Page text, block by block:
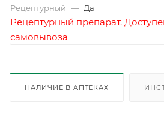
Рецептурный — Да
Рецептурный препарат.
самовывоза
НАЛИЧИЕ В АПТЕКАХ